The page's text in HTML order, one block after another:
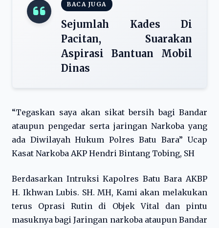
BACA JUGA
Sejumlah Kades Di
Pacitan, Suarakan
Aspirasi Bantuan Mobil
Dinas
“Tegaskan saya akan sikat bersih bagi Bandar
ataupun pengedar serta jaringan Narkoba yang
ada Diwilayah Hukum Polres Batu Bara” Ucap
Kasat Narkoba AKP Hendri Bintang Tobing, SH
Berdasarkan Intruksi Kapolres Batu Bara AKBP
H. Ikhwan Lubis. SH. MH, Kami akan melakukan
terus Oprasi Rutin di Objek Vital dan pintu
masuknya bagi Jaringan narkoba ataupun Bandar